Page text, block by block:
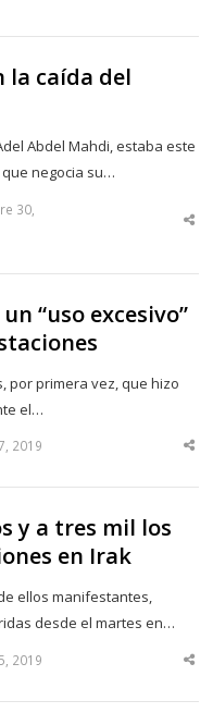
la caída del
Abdel Mahdi, estaba este
negocia su…
30,
“uso excesivo”
por primera vez, que hizo
el…
2019
y a tres mil los
en Irak
ellos manifestantes,
desde el martes en…
2019